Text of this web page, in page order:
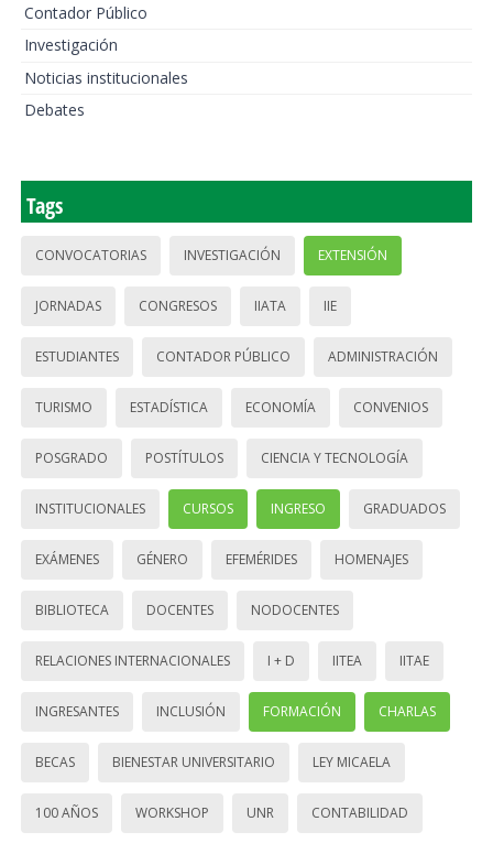
Contador Público
Investigación
Noticias institucionales
Debates
Tags
CONVOCATORIAS INVESTIGACIÓN EXTENSIÓN
JORNADAS CONGRESOS IIATA IIE
ESTUDIANTES CONTADOR PÚBLICO ADMINISTRACIÓN
TURISMO ESTADÍSTICA ECONOMÍA CONVENIOS
POSGRADO POSTÍTULOS CIENCIA Y TECNOLOGÍA
INSTITUCIONALES CURSOS INGRESO GRADUADOS
EXÁMENES GÉNERO EFEMÉRIDES HOMENAJES
BIBLIOTECA DOCENTES NODOCENTES
RELACIONES INTERNACIONALES I + D IITEA IITAE
INGRESANTES INCLUSIÓN FORMACIÓN CHARLAS
BECAS BIENESTAR UNIVERSITARIO LEY MICAELA
100 AÑOS WORKSHOP UNR CONTABILIDAD